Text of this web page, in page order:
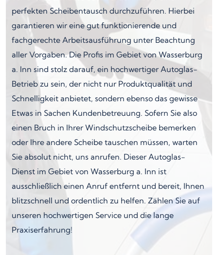
perfekten Scheibentausch durchzuführen. Hierbei
garantieren wir eine gut funktionierende und
fachgerechte Arbeitsausführung unter Beachtung
aller Vorgaben. Die Profis im Gebiet von Wasserburg
a. Inn sind stolz darauf, ein hochwertiger Autoglas-
Betrieb zu sein, der nicht nur Produktqualität und
Schnelligkeit anbietet, sondern ebenso das gewisse
Etwas in Sachen Kundenbetreuung. Sofern Sie also
einen Bruch in Ihrer Windschutzscheibe bemerken
oder Ihre andere Scheibe tauschen müssen, warten
Sie absolut nicht, uns anrufen. Dieser Autoglas-
Dienst im Gebiet von Wasserburg a. Inn ist
ausschließlich einen Anruf entfernt und bereit, Ihnen
blitzschnell und ordentlich zu helfen. Zählen Sie auf
unseren hochwertigen Service und die lange
Praxiserfahrung!